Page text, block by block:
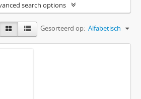
search options
Gesorteerd op: Alfabetisch